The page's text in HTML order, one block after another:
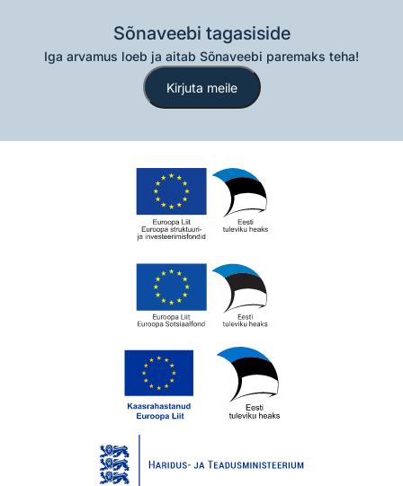
Sõnaveebi tagasiside
Iga arvamus loeb ja aitab Sõnaveebi paremaks teha!
Kirjuta meile